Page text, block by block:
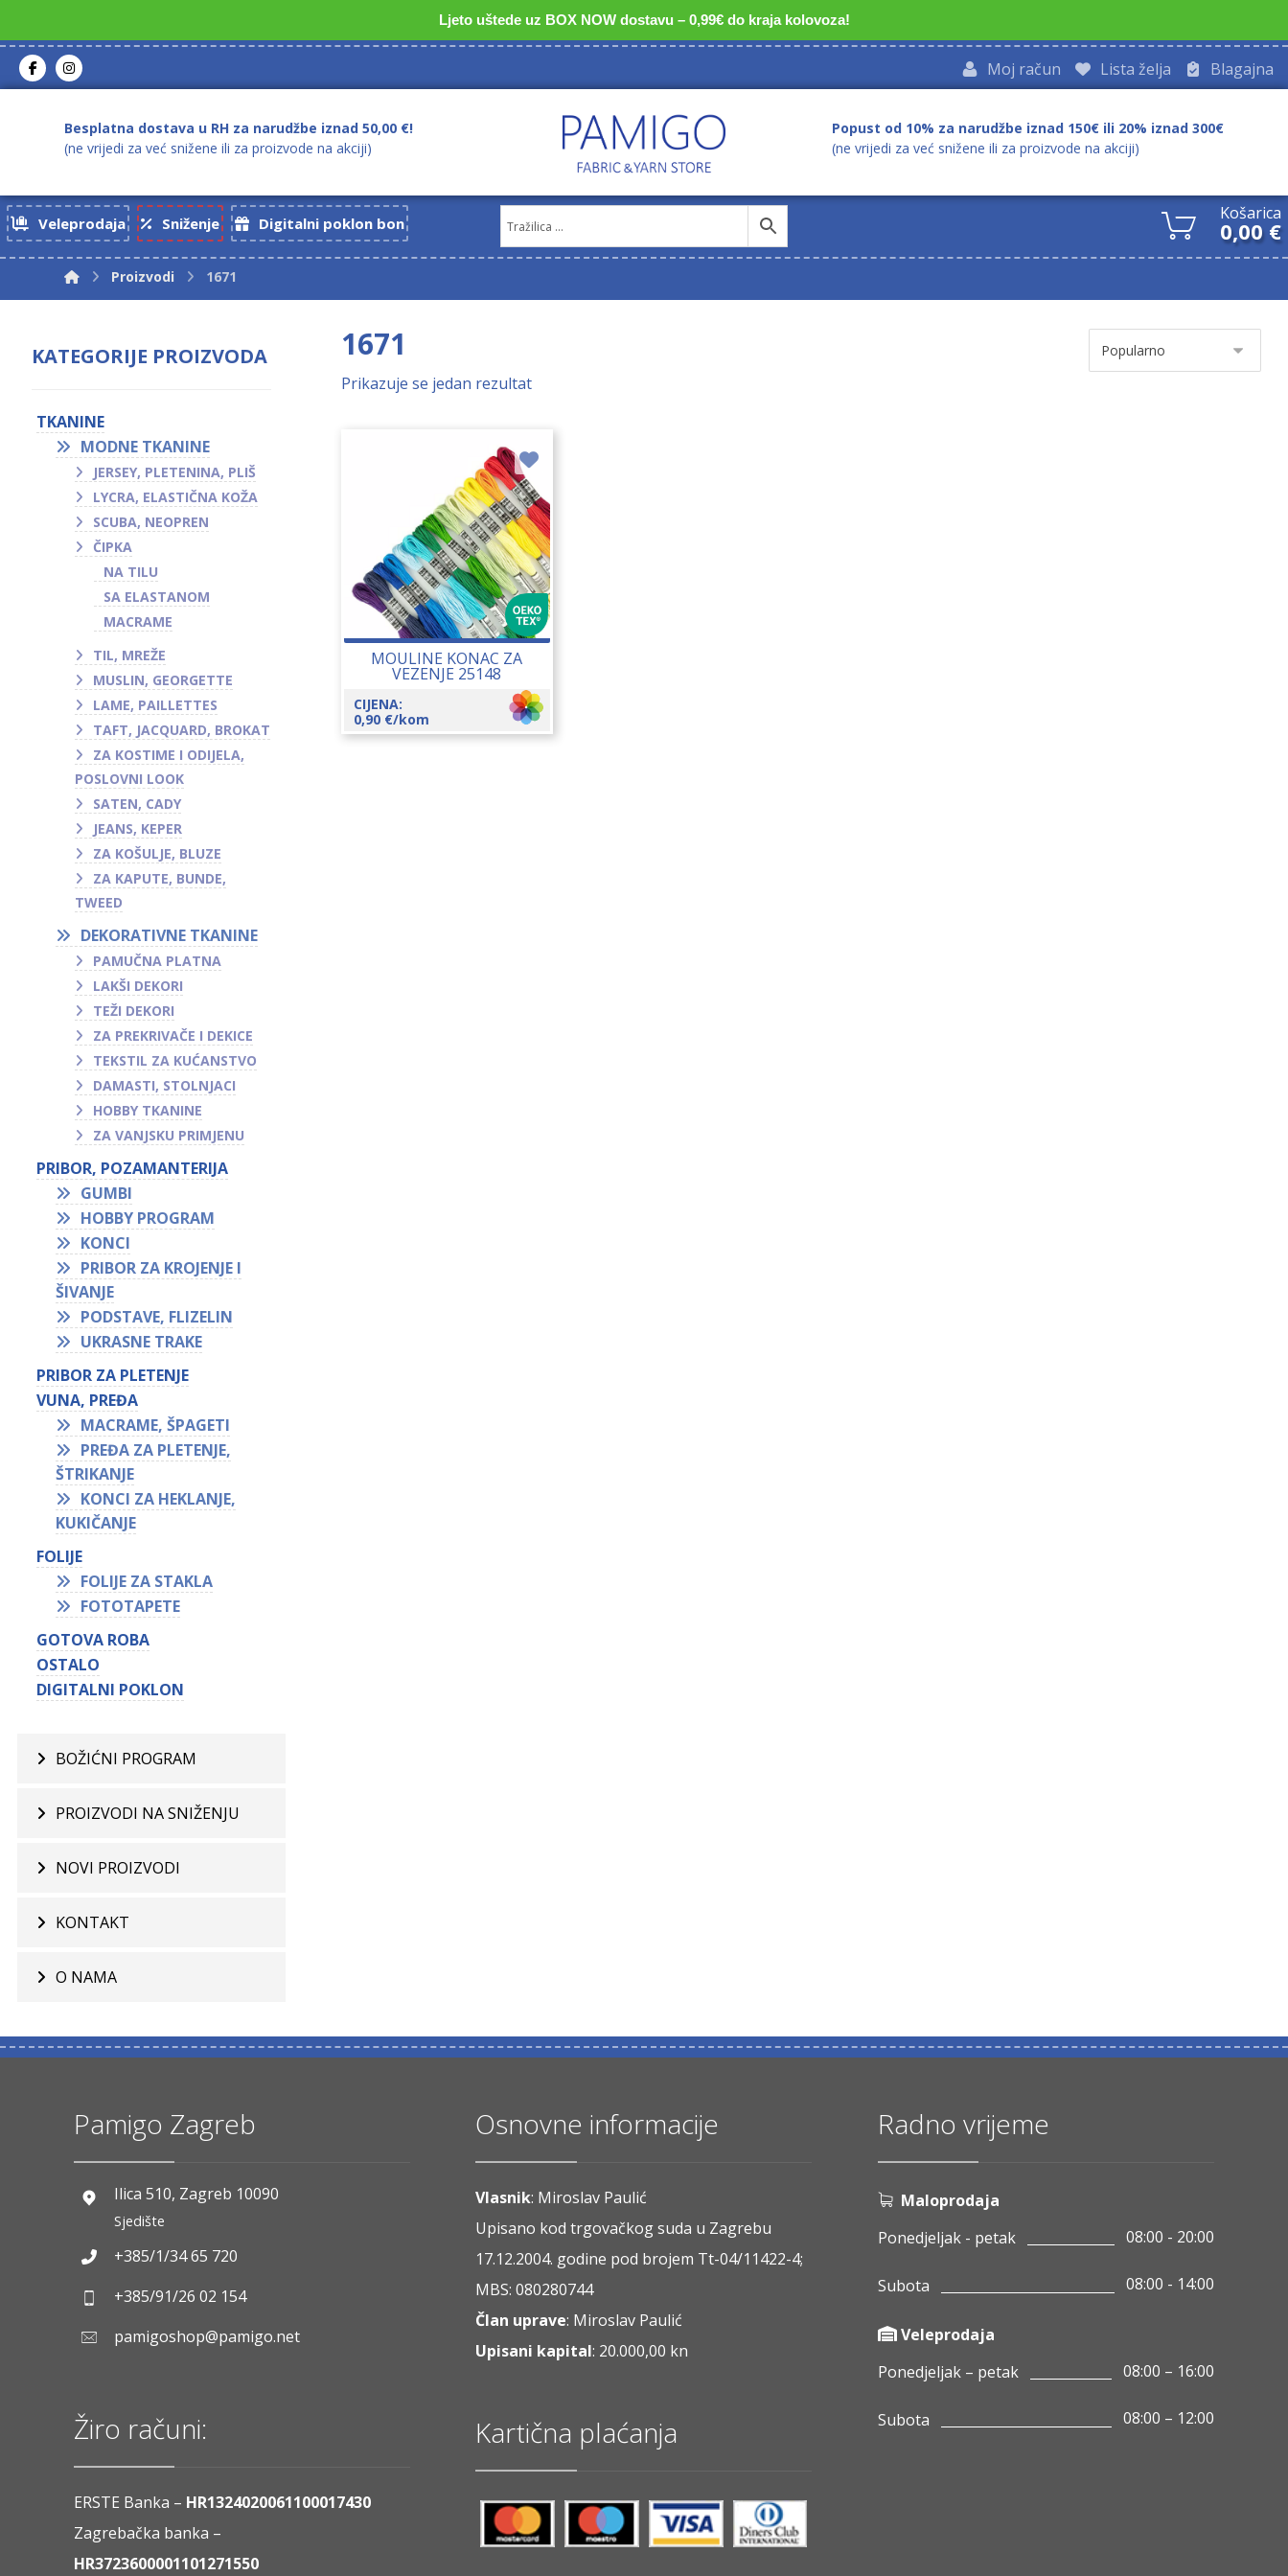
Ljeto uštede uz BOX NOW dostavu – 0,99€ do kraja kolovoza!
Blagajna
Lista želja
Moj račun
Besplatna dostava u RH za narudžbe iznad 50,00 €!
(ne vrijedi za već snižene ili za proizvode na akciji)
Popust od 10% za narudžbe iznad 150€ ili 20% iznad 300€
(ne vrijedi za već snižene ili za proizvode na akciji)
Veleprodaja Sniženje Digitalni poklon bon Košarica
0,00 €
Proizvodi 1671
1671
Prikazuje se jedan rezultat
MOULINE KONAC ZA
VEZENJE 25148
CIJENA:
0,90 €/kom
KATEGORIJE PROIZVODA
TKANINE
MODNE TKANINE
JERSEY, PLETENINA, PLIŠ
LYCRA, ELASTIČNA KOŽA
SCUBA, NEOPREN
ČIPKA
NA TILU
SA ELASTANOM
MACRAME
TIL, MREŽE
MUSLIN, GEORGETTE
LAME, PAILLETTES
TAFT, JACQUARD, BROKAT
ZA KOSTIME I ODIJELA,
POSLOVNI LOOK
SATEN, CADY
JEANS, KEPER
ZA KOŠULJE, BLUZE
ZA KAPUTE, BUNDE,
TWEED
DEKORATIVNE TKANINE
PAMUČNA PLATNA
LAKŠI DEKORI
TEŽI DEKORI
ZA PREKRIVAČE I DEKICE
TEKSTIL ZA KUĆANSTVO
DAMASTI, STOLNJACI
HOBBY TKANINE
ZA VANJSKU PRIMJENU
PRIBOR, POZAMANTERIJA
GUMBI
HOBBY PROGRAM
KONCI
PRIBOR ZA KROJENJE I
ŠIVANJE
PODSTAVE, FLIZELIN
UKRASNE TRAKE
PRIBOR ZA PLETENJE
VUNA, PREĐA
MACRAME, ŠPAGETI
PREĐA ZA PLETENJE,
ŠTRIKANJE
KONCI ZA HEKLANJE,
KUKIČANJE
FOLIJE
FOLIJE ZA STAKLA
FOTOTAPETE
GOTOVA ROBA
OSTALO
DIGITALNI POKLON
BOŽIĆNI PROGRAM
PROIZVODI NA SNIŽENJU
NOVI PROIZVODI
KONTAKT
O NAMA
Pamigo Zagreb
Ilica 510, Zagreb 10090
Sjedište
+385/1/34 65 720
+385/91/26 02 154
pamigoshop@pamigo.net
Žiro računi:
ERSTE Banka – HR1324020061100017430
Zagrebačka banka –
HR3723600001101271550
Osnovne informacije
Vlasnik: Miroslav Paulić
Upisano kod trgovačkog suda u Zagrebu
17.12.2004. godine pod brojem Tt-04/11422-4;
MBS: 080280744
Član uprave: Miroslav Paulić
Upisani kapital: 20.000,00 kn
Kartična plaćanja
Radno vrijeme
Maloprodaja
Ponedjeljak - petak
08:00 - 20:00
Subota 08:00 - 14:00
Veleprodaja
Ponedjeljak – petak
08:00 – 16:00
Subota 08:00 – 12:00